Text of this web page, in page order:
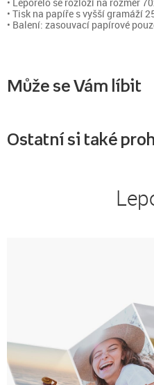
• Tisk na papíře s vyšší gramáží
• Balení: zasouvací papírové
Může se Vám líbit
Ostatní si také